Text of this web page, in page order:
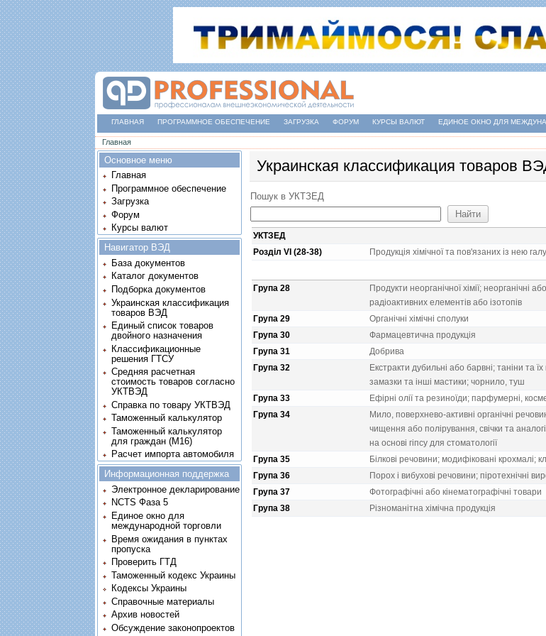
ГЛАВНАЯ ПРОГРАММНОЕ ОБЕСПЕЧЕНИЕ ЗАГРУЗКА ФОРУМ КУРСЫ ВАЛЮТ ЕДИНОЕ ОКНО ДЛЯ
Вы здесь
Главная
Украинская классификация товаров
Пошук в УКТЗЕД
УКТЗЕД
Розділ VI (28-38)
Продукцiя хiмiчної та пов'язаних iз нею
Група 28
Продукти неорганiчної хiмiї; неорганiчнi
радiоактивних елементiв або iзотопiв
Група 29
Органiчнi хiмiчнi сполуки
Група 30
Фармацевтична продукцiя
Група 31
Добрива
Група 32
Екстракти дубильнi або барвнi; танiни та
замазки та iншi мастики; чорнило, туш
Група 33
Ефiрнi олiї та резиноїди; парфумернi,
Група 34
Мило, поверхнево-активнi органiчнi
чищення або полiрування, свiчки та
на основi гiпсу для стоматологiї
Група 35
Бiлковi речовини; модифiкованi крохмалi;
Група 36
Порох i вибуховi речовини; пiротехнiчнi
Група 37
Фотографiчнi або кiнематографiчнi товари
Група 38
Рiзноманiтна хiмiчна продукцiя
Основное меню
Главная
Программное обеспечение
Загрузка
Форум
Курсы валют
Навигатор ВЭД
База документов
Каталог документов
Подборка документов
Украинская классификация
товаров ВЭД
Единый список товаров
двойного назначения
Классификационные
решения ГТСУ
Средняя расчетная
стоимость товаров согласно
УКТВЭД
Справка по товару УКТВЭД
Таможенный калькулятор
Таможенный калькулятор
для граждан (M16)
Расчет импорта автомобиля
Информационная поддержка
Электронное декларирование
NCTS Фаза 5
Единое окно для
международной торговли
Время ожидания в пунктах
пропуска
Проверить ГТД
Таможенный кодекс Украины
Кодексы Украины
Справочные материалы
Архив новостей
Обсуждение законопроектов